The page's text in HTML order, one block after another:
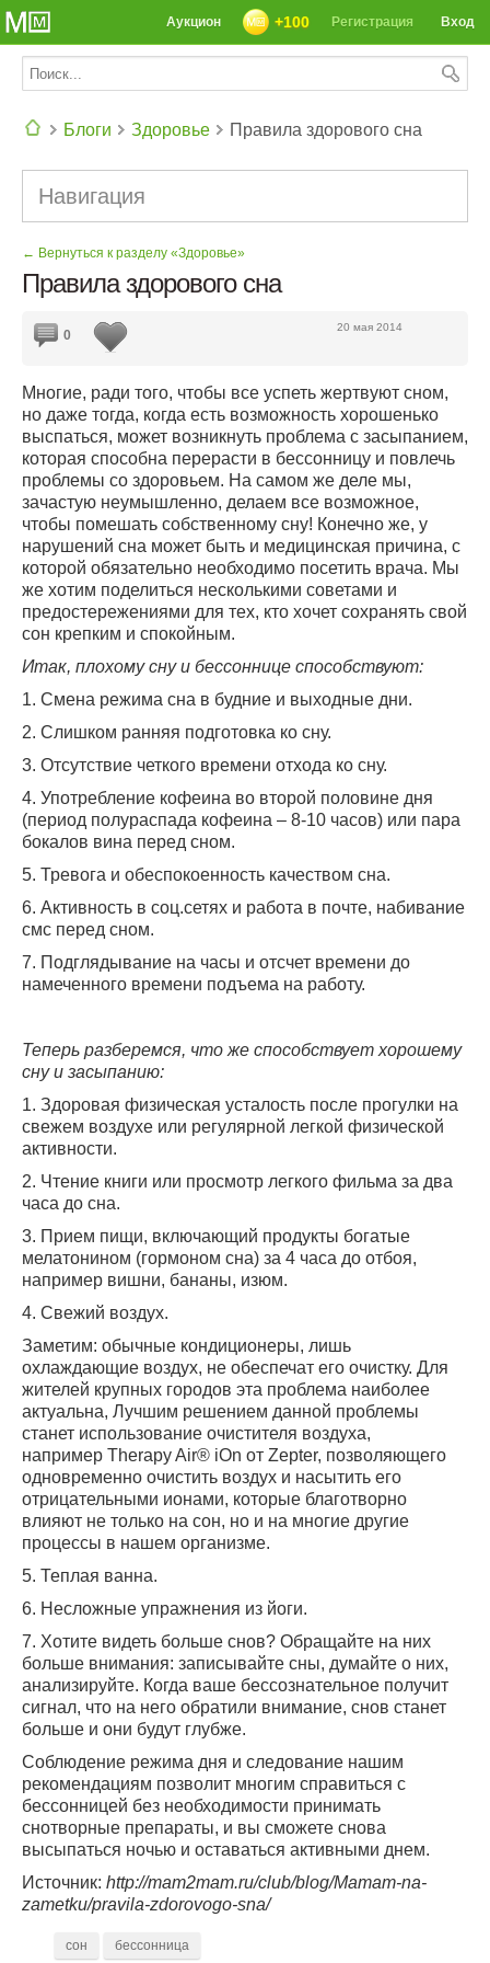
СЕГОДНЯ: 39142 РЕЦЕПТА
Вход
Регистрация
+100
Аукцион
Блоги Здоровье Правила здорового сна
Навигация
← Вернуться к разделу «Здоровье»
Правила здорового сна
20 мая 2014
0
Многие, ради того, чтобы все успеть жертвуют сном,
но даже тогда, когда есть возможность хорошенько
выспаться, может возникнуть проблема с засыпанием,
которая способна перерасти в бессонницу и повлечь
проблемы со здоровьем. На самом же деле мы,
зачастую неумышленно, делаем все возможное,
чтобы помешать собственному сну! Конечно же, у
нарушений сна может быть и медицинская причина, с
которой обязательно необходимо посетить врача. Мы
же хотим поделиться несколькими советами и
предостережениями для тех, кто хочет сохранять свой
сон крепким и спокойным.
Итак, плохому сну и бессоннице способствуют:
1. Смена режима сна в будние и выходные дни.
2. Слишком ранняя подготовка ко сну.
3. Отсутствие четкого времени отхода ко сну.
4. Употребление кофеина во второй половине дня
(период полураспада кофеина – 8-10 часов) или пара
бокалов вина перед сном.
5. Тревога и обеспокоенность качеством сна.
6. Активность в соц.сетях и работа в почте, набивание
смс перед сном.
7. Подглядывание на часы и отсчет времени до
намеченного времени подъема на работу.
Теперь разберемся, что же способствует хорошему
сну и засыпанию:
1. Здоровая физическая усталость после прогулки на
свежем воздухе или регулярной легкой физической
активности.
2. Чтение книги или просмотр легкого фильма за два
часа до сна.
3. Прием пищи, включающий продукты богатые
мелатонином (гормоном сна) за 4 часа до отбоя,
например вишни, бананы, изюм.
4. Свежий воздух.
Заметим: обычные кондиционеры, лишь
охлаждающие воздух, не обеспечат его очистку. Для
жителей крупных городов эта проблема наиболее
актуальна, Лучшим решением данной проблемы
станет использование очистителя воздуха,
например Therapy Air® iOn от Zepter, позволяющего
одновременно очистить воздух и насытить его
отрицательными ионами, которые благотворно
влияют не только на сон, но и на многие другие
процессы в нашем организме.
5. Теплая ванна.
6. Несложные упражнения из йоги.
7. Хотите видеть больше снов? Обращайте на них
больше внимания: записывайте сны, думайте о них,
анализируйте. Когда ваше бессознательное получит
сигнал, что на него обратили внимание, снов станет
больше и они будут глубже.
Соблюдение режима дня и следование нашим
рекомендациям позволит многим справиться с
бессонницей без необходимости принимать
снотворные препараты, и вы сможете снова
высыпаться ночью и оставаться активными днем.
Источник: http://mam2mam.ru/club/blog/Mamam-na-
zametku/pravila-zdorovogo-sna/
сон бессонница